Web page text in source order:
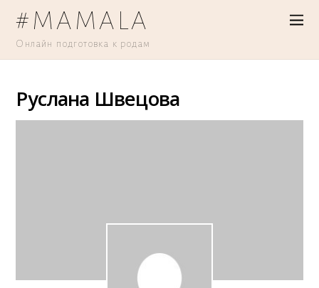
#MAMALA
Онлайн подготовка к родам
Руслана Швецова